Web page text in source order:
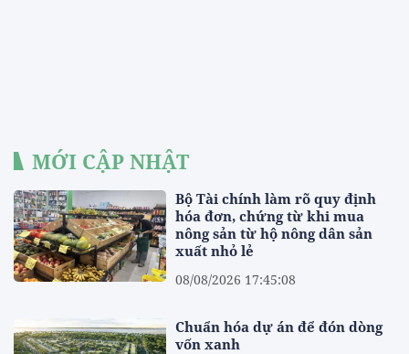
MỚI CẬP NHẬT
Bộ Tài chính làm rõ quy định
hóa đơn, chứng từ khi mua
nông sản từ hộ nông dân sản
xuất nhỏ lẻ
08/08/2026 17:45:08
Chuẩn hóa dự án để đón dòng
vốn xanh